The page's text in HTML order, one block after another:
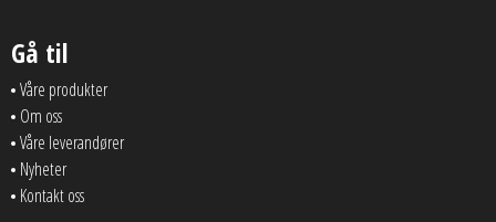
Gå til
Våre produkter
Om oss
Våre leverandører
Nyheter
Kontakt oss